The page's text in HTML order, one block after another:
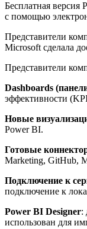
Бесплатная версия
с помощью
Представители
Microsoft сделала
Представители
Dashboards
эффективности
Новые
Power BI.
Готовые
Marketing, GitHub,
Подключение к
подключение к
Power BI Designer:
использован для